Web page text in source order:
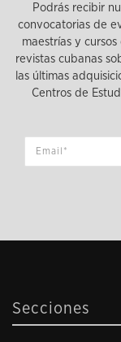
Podrás recibir
convocatorias de
maestrías y
revistas cubanas
las últimas
Centros de
Secciones